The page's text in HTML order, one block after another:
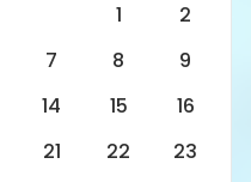
1
2
7 8
9
14 15
16
21 22
23